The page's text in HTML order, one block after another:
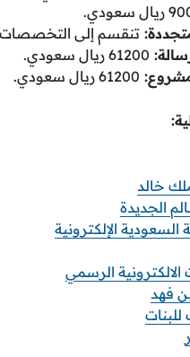
سعودي.
تنقسم إلى التخصصات
61200 ريال سعودي.
61200 ريال سعودي.
خالد
الجديدة
الإلكترونية
الرسمي
فهد